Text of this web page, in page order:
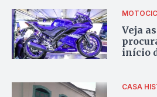
Veja
início
CASA